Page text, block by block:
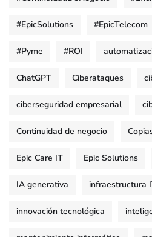
#EpicSolutions #EpicTelecom
#Pyme #ROI
ChatGPT Ciberataques
ciberseguridad empresarial
Continuidad de negocio
Epic Care IT Epic Solutions
IA generativa infraestructura
innovación tecnológica